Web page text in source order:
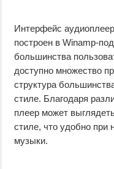
Интерфейс
построен в Winamp-
большинства
доступно множество
структура
стиле. Благодаря
плеер может
стиле, что удобно при
музыки.